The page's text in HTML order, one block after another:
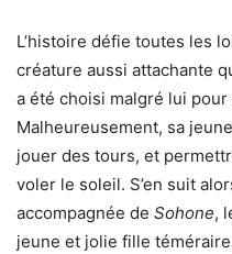
L’histoire défie toutes les
créature aussi attachante
a été choisi malgré lui
Malheureusement, sa
jouer des tours, et
voler le soleil. S’en suit
accompagnée de Sohone,
jeune et jolie fille